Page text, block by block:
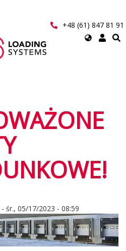
+48 (61) 847 81 91
Select
- śr., 05/17/2023 - 08:59